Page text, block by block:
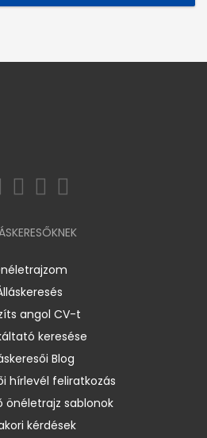
angol CV-t
keresése
Blog
hírlevél feliratkozás
önéletrajz sablonok
kérdések